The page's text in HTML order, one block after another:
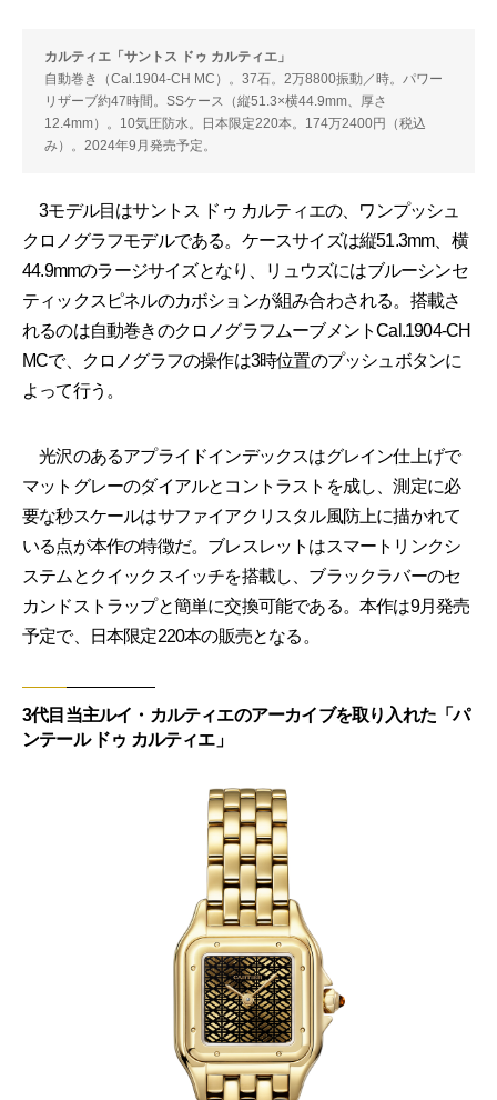
カルティエ「サントス ドゥ カルティエ」
自動巻き（Cal.1904-CH MC）。37石。2万8800振動／時。パワー
リザーブ約47時間。SSケース（縦51.3×横44.9mm、厚さ
12.4mm）。10気圧防水。日本限定220本。174万2400円（税込
み）。2024年9月発売予定。
3モデル目はサントス ドゥ カルティエの、ワンプッシュ
クロノグラフモデルである。ケースサイズは縦51.3mm、横
44.9mmのラージサイズとなり、リュウズにはブルーシンセ
ティックスピネルのカボションが組み合わされる。搭載さ
れるのは自動巻きのクロノグラフムーブメントCal.1904-CH
MCで、クロノグラフの操作は3時位置のプッシュボタンに
よって行う。
光沢のあるアプライドインデックスはグレイン仕上げで
マットグレーのダイアルとコントラストを成し、測定に必
要な秒スケールはサファイアクリスタル風防上に描かれて
いる点が本作の特徴だ。ブレスレットはスマートリンクシ
ステムとクイックスイッチを搭載し、ブラックラバーのセ
カンドストラップと簡単に交換可能である。本作は9月発売
予定で、日本限定220本の販売となる。
3代目当主ルイ・カルティエのアーカイブを取り入れた「パ
ンテール ドゥ カルティエ」